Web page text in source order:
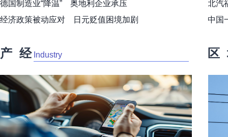
德国制造业“降温” 奥地利企业承压
经济政策被动应对 日元贬值困境加剧
北汽
中国
产 经 Industry 区